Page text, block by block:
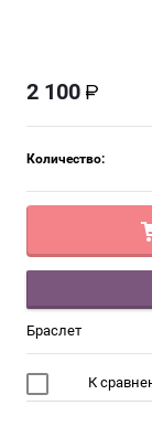
2 100
Количество:
Браслет
К